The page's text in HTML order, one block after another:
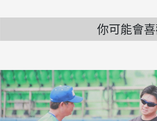
你可能會